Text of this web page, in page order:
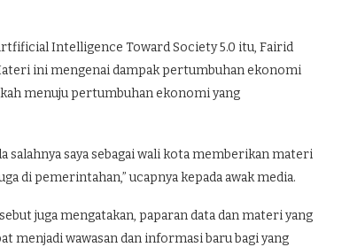
Intelligence Toward Society 5.0 itu, Fairid
ini mengenai dampak pertumbuhan ekonomi
menuju pertumbuhan ekonomi yang
salahnya saya sebagai wali kota memberikan materi
di pemerintahan,” ucapnya kepada awak media.
juga mengatakan, paparan data dan materi yang
menjadi wawasan dan informasi baru bagi yang